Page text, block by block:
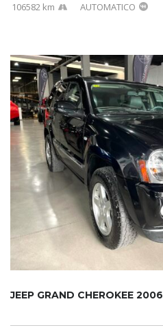
106582 km AUTOMATICO
JEEP GRAND CHEROKEE 2006